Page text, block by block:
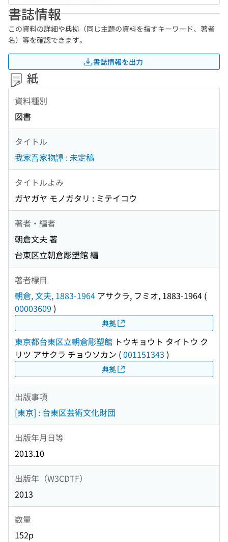
書誌情報
この資料の詳細や典拠（同じ主題の資料を指すキーワード、著者
名）等を確認できます。
書誌情報を出力
紙
資料種別
図書
タイトル
我家吾家物譚 : 未定稿
タイトルよみ
ガヤガヤ モノガタリ : ミテイコウ
著者・編者
朝倉文夫 著
台東区立朝倉彫塑館 編
著者標目
朝倉, 文夫, 1883-1964 アサクラ, フミオ, 1883-1964 (
00003609 )
典拠
東京都台東区立朝倉彫塑館 トウキョウト タイトウ ク
リツ アサクラ チョウソカン (001151343 )
典拠
出版事項
[東京] : 台東区芸術文化財団
出版年月日等
2013.10
出版年（W3CDTF）
2013
数量
152p